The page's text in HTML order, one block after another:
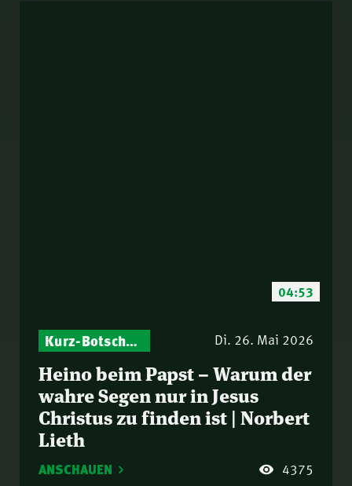
04:53
Kurz-Botschaften – Biblische Impulse mit Zukunft im Blick Di. 26. Mai 2026
Heino beim Papst – Warum der
wahre Segen nur in Jesus
Christus zu finden ist | Norbert
Lieth
ANSCHAUEN 4375